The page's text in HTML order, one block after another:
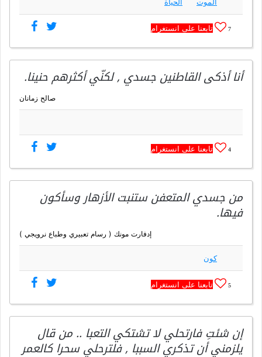
7 تابعنا على انستغرام
أنا أذكى القاطنين جسدي , لكنّي أكثرهم حنينا.
صالح زمانان
4 تابعنا على انستغرام
من جسدي المتعفن ستنبت الأزهار وسأكون
فيها.
إدفارت مونك ( رسام تعبيري وطباع نرويجي )
كون
5 تابعنا على انستغرام
إن شئتِ فارتحلي لا تشتكي التعبا .. من قال
يلزمني أن تذكري السببا , فلترحلي سحرا كالعمر